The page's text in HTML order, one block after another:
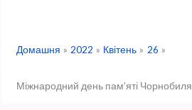
Домашня 2022 Квітень 26
Міжнародний день пам’яті Чорнобиля